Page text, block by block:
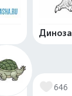
646